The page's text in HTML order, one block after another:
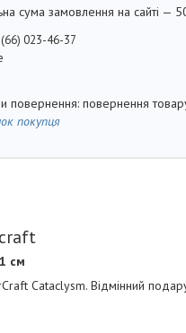
сума замовлення на сайті —
023-46-37
повернення
покупця
см
Cataclysm. Відмінний